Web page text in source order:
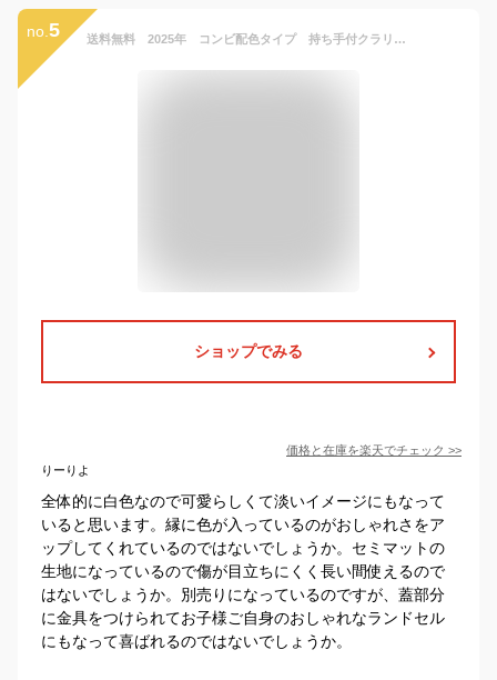
no. 5 送料無料 2025年 コンビ配色タイプ 持ち手付クラリーノFランドセル 男の子 女の子 日本製
ショップでみる
価格と在庫を楽天でチェック >>
りーりよ
全体的に白色なので可愛らしくて淡いイメージにもなって
いると思います。縁に色が入っているのがおしゃれさをア
ップしてくれているのではないでしょうか。セミマットの
生地になっているので傷が目立ちにくく長い間使えるので
はないでしょうか。別売りになっているのですが、蓋部分
に金具をつけられてお子様ご自身のおしゃれなランドセル
にもなって喜ばれるのではないでしょうか。